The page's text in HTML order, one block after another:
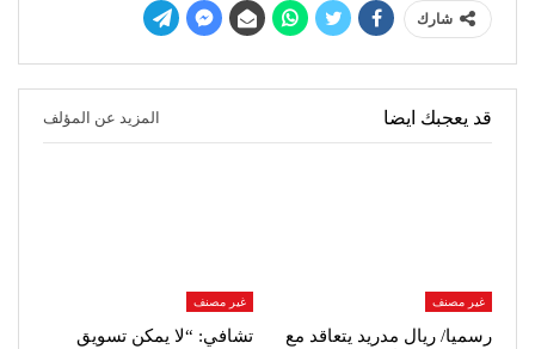
شارك
قد يعجبك ايضا المزيد عن المؤلف
غير مصنف
رسميا/ ريال مدريد يتعاقد مع
غير مصنف
تشافي: “لا يمكن تسويق